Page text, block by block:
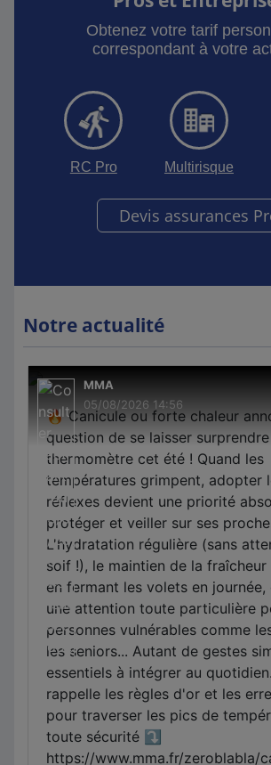
Obtenez votre tarif
correspondant à votre
RC Pro Multirisque
Devis assurances
Notre actualité